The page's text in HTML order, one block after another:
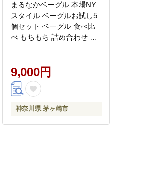
まるなかベーグル 本場NY
スタイル ベーグルお試し5
個セット ベーグル 食べ比
べ もちもち 詰め合わせ 自
ちじく ベーコンチーズ お
取り寄せ 送料無料 神奈川
県 茅ヶ崎市
9,000円
神奈川県 茅ヶ崎市